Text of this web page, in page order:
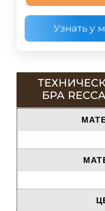
Узнать у
БРА